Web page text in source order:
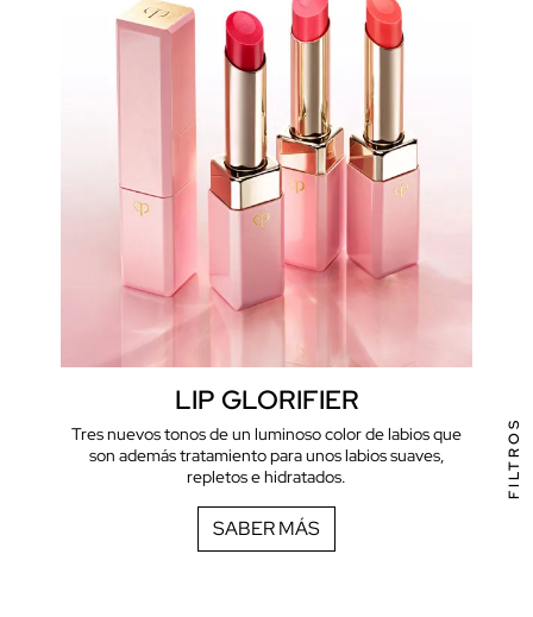
LIP GLORIFIER
Tres nuevos tonos de un luminoso color de labios que
son además tratamiento para unos labios suaves,
repletos e hidratados.
SABER MÁS
FILTROS